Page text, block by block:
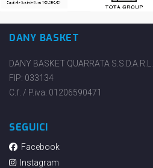
DANY BASKET
DANY BASKET QUARRATA S.S.D.A.R.L.
FIP: 033134
C.f. / P.iva: 01206590471
SEGUICI
Facebook
Instagram